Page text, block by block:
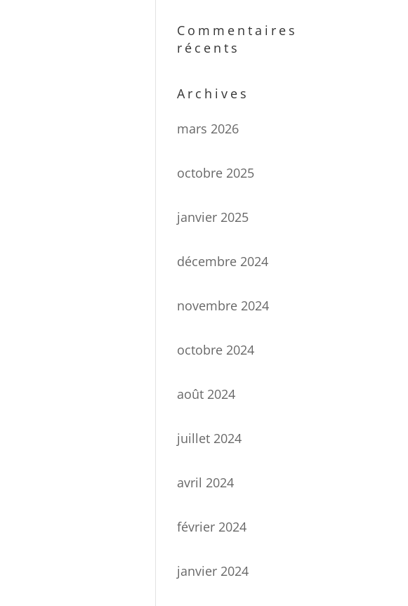
Commentaires
récents
Archives
mars 2026
octobre 2025
janvier 2025
décembre 2024
novembre 2024
octobre 2024
août 2024
juillet 2024
avril 2024
février 2024
janvier 2024